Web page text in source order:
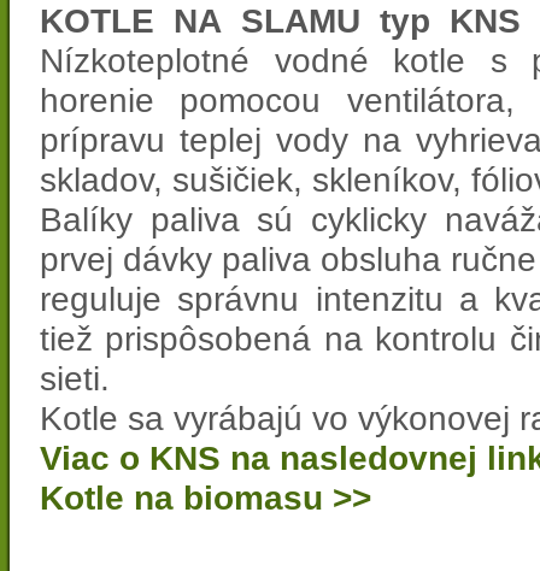
KOTLE NA SLAMU typ KNS
Nízkoteplotné vodné kotle s
horenie pomocou
prípravu teplej vody na
skladov, sušičiek, skleníkov,
Balíky paliva sú cyklicky
prvej dávky paliva obsluha
reguluje správnu intenzitu a
tiež prispôsobená na kontrolu
sieti.
Kotle sa vyrábajú vo výkonovej
Viac o KNS na nasledovnej
Kotle na biomasu >>